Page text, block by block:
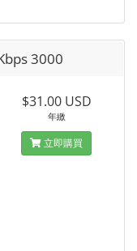
3000
$31.00 USD
年繳
立即購買